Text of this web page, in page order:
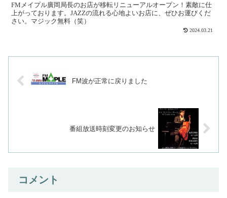
FMメイプル廣岡局長のお店が移転リニューアルオープン！素敵に仕
上がっております。JAZZの流れる心地よいお店に、ぜひお運びくだ
さい。マジック無料（笑）
2024.03.21
FM波が正常に戻りました
番組放送時刻変更のお知らせ
コメント